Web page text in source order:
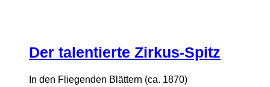
Der talentierte Zirkus-Spitz
In den Fliegenden Blättern (ca. 1870)